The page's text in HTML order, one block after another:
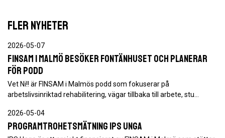
FLER NYHETER
2026-05-07
FINSAM i Malmö besöker Fontänhuset och planerar
för podd
Vet Ni!! är FINSAM i Malmös podd som fokuserar på
arbetslivsinriktad rehabilitering, vägar tillbaka till arbete, stu…
2026-05-04
Programtrohetsmätning IPS Unga